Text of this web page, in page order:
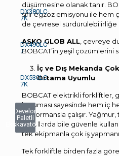
DX380LC-
7K
DX490LC-
7
DX530LC-
7K
Develon
Paletli
Ekskavatörler
düşürmesine olanak tanır.
sıfır egzoz emisyonu ile hem
de çevresel sürdürülebilirliğe
ASKO GLOB ALL , çevreye
BOBCAT’in yeşil çözümlerini
İç ve Dış Mekanda
Ortama Uyumlu
BOBCAT elektrikli forkliftler,
koruması sayesinde hem iç
performansla çalışır. Yağmur,
koşullarda bile güvenle
tek ekipmanla çok iş
Tek forkliftle birden fazla